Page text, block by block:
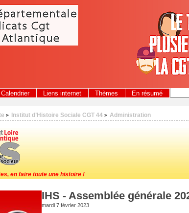
Calendrier Liens internet Thèmes En résumé
> Institut d’Histoire Sociale CGT 44 > Administration
en faire toute une histoire !
IHS - Assemblée générale
mardi 7 février 2023